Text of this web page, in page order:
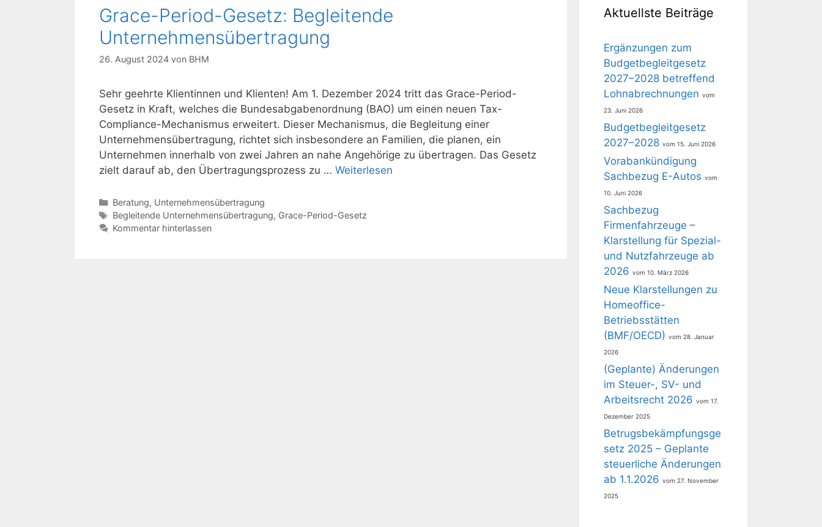
Grace-Period-Gesetz: Begleitende
Unternehmensübertragung
26. August 2024 von BHM
Sehr geehrte Klientinnen und Klienten! Am 1. Dezember 2024 tritt das Grace-Period-
Gesetz in Kraft, welches die Bundesabgabenordnung (BAO) um einen neuen Tax-
Compliance-Mechanismus erweitert. Dieser Mechanismus, die Begleitung einer
Unternehmensübertragung, richtet sich insbesondere an Familien, die planen, ein
Unternehmen innerhalb von zwei Jahren an nahe Angehörige zu übertragen. Das Gesetz
zielt darauf ab, den Übertragungsprozess zu … Weiterlesen
Kategorien
Beratung, Unternehmensübertragung
Schlagwörter
Begleitende Unternehmensübertragung, Grace-Period-Gesetz
Kommentar hinterlassen
Aktuellste Beiträge
Ergänzungen zum
Budgetbegleitgesetz
2027–2028 betreffend
Lohnabrechnungen
23. Juni 2026
Budgetbegleitgesetz
2027–2028
15. Juni 2026
Vorabankündigung
Sachbezug E-Autos
10. Juni 2026
Sachbezug
Firmenfahrzeuge –
Klarstellung für Spezial-
und Nutzfahrzeuge ab
2026
10. März 2026
Neue Klarstellungen zu
Homeoffice-
Betriebsstätten
(BMF/OECD)
28. Januar
2026
(Geplante) Änderungen
im Steuer-, SV- und
Arbeitsrecht 2026
17.
Dezember 2025
Betrugsbekämpfungsge
setz 2025 – Geplante
steuerliche Änderungen
ab 1.1.2026
27. November
2025